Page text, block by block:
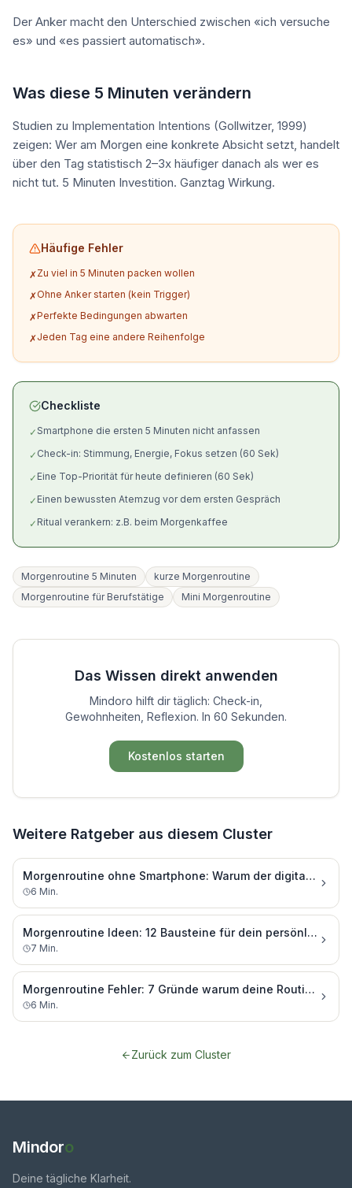
Der Anker macht den Unterschied zwischen «ich versuche
es» und «es passiert automatisch».
Was diese 5 Minuten verändern
Studien zu Implementation Intentions (Gollwitzer, 1999)
zeigen: Wer am Morgen eine konkrete Absicht setzt, handelt
über den Tag statistisch 2–3x häufiger danach als wer es
nicht tut. 5 Minuten Investition. Ganztag Wirkung.
Häufige Fehler
✗Zu viel in 5 Minuten packen wollen
✗Ohne Anker starten (kein Trigger)
✗Perfekte Bedingungen abwarten
✗Jeden Tag eine andere Reihenfolge
Checkliste
✓ Smartphone die ersten 5 Minuten nicht anfassen
✓ Check-in: Stimmung, Energie, Fokus setzen (60 Sek)
✓ Eine Top-Priorität für heute definieren (60 Sek)
✓ Einen bewussten Atemzug vor dem ersten Gespräch
✓ Ritual verankern: z.B. beim Morgenkaffee
Morgenroutine 5 Minuten
kurze Morgenroutine
Morgenroutine für Berufstätige
Mini Morgenroutine
Das Wissen direkt anwenden
Mindoro hilft dir täglich: Check-in,
Gewohnheiten, Reflexion. In 60 Sekunden.
Kostenlos starten
Weitere Ratgeber aus diesem Cluster
Morgenroutine ohne Smartphone: Warum der digitale Detox morgens alles ändert
6 Min.
Morgenroutine Ideen: 12 Bausteine für dein persönliches Morgenritual
7 Min.
Morgenroutine Fehler: 7 Gründe warum deine Routine immer wieder scheitert
6 Min.
Zurück zum Cluster
Mindoro
Deine tägliche Klarheit.